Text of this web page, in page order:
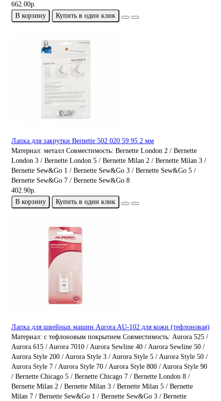
662.00р.
В корзину
Купить в один клик
Лапка для закрутки Bernette 502 020 59 95 2 мм
Материал: металл Совместимость: Bernette London 2 / Bernette
London 3 / Bernette London 5 / Bernette Milan 2 / Bernette Milan 3 /
Bernette Sew&Go 1 / Bernette Sew&Go 3 / Bernette Sew&Go 5 /
Bernette Sew&Go 7 / Bernette Sew&Go 8
402.90р.
В корзину
Купить в один клик
Лапка для швейных машин Aurora AU-102 для кожи (тефлоновая)
Материал: с тефлоновым покрытием Совместимость: Aurora 525 /
Aurora 615 / Aurora 7010 / Aurora Sewline 40 / Aurora Sewline 50 /
Aurora Style 200 / Aurora Style 3 / Aurora Style 5 / Aurora Style 50 /
Aurora Style 7 / Aurora Style 70 / Aurora Style 800 / Aurora Style 90
/ Bernette Chicago 5 / Bernette Chicago 7 / Bernette London 8 /
Bernette Milan 2 / Bernette Milan 3 / Bernette Milan 5 / Bernette
Milan 7 / Bernette Sew&Go 1 / Bernette Sew&Go 3 / Bernette